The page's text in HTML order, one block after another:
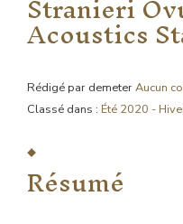
Acoustics
Rédigé par demeterAucun
Classé dans : Été 2020 -
Résumé